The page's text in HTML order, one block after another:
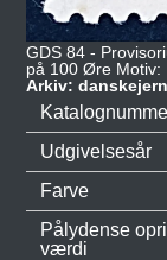
GDS 84 -
på 100 Øre Motiv:
Arkiv:
Udgivelsesår
Farve
Pålydense
værdi